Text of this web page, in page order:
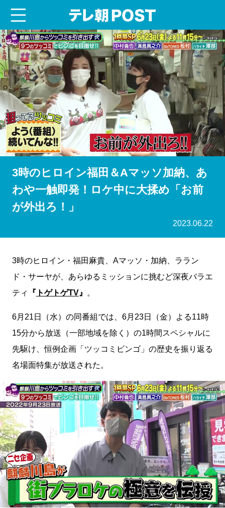
3時のヒロイン福田＆Aマッソ加納、あ
わや一触即発！ロケ中に大揉め「お前
が外出ろ！」
2023.06.22
3時のヒロイン・福田麻貴、Aマッソ・加納、ララン
ド・サーヤが、あらゆるミッションに挑むど深夜バラエ
ティ
『 トゲトゲTV』 。
6月21日（水）の同番組では、6月23日（金）よる11時
15分から放送（一部地域を除く）の1時間スペシャルに
先駆け、恒例企画「ツッコミビンゴ」の歴史を振り返る
名場面特集が放送された。